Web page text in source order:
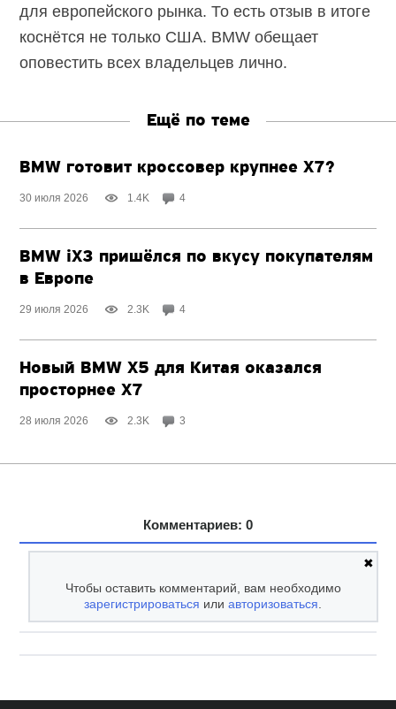
для европейского рынка. То есть отзыв в итоге
коснётся не только США. BMW обещает
оповестить всех владельцев лично.
Ещё по теме
BMW готовит кроссовер крупнее X7?
30 июля 2026 1.4K 4
BMW iX3 пришёлся по вкусу покупателям
в Европе
29 июля 2026 2.3K 4
Новый BMW X5 для Китая оказался
просторнее X7
28 июля 2026 2.3K 3
Комментариев: 0
✖
Чтобы оставить комментарий, вам необходимо
зарегистрироваться илиавторизоваться.